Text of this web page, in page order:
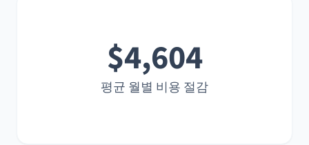
$4,604
평균 월별 비용 절감